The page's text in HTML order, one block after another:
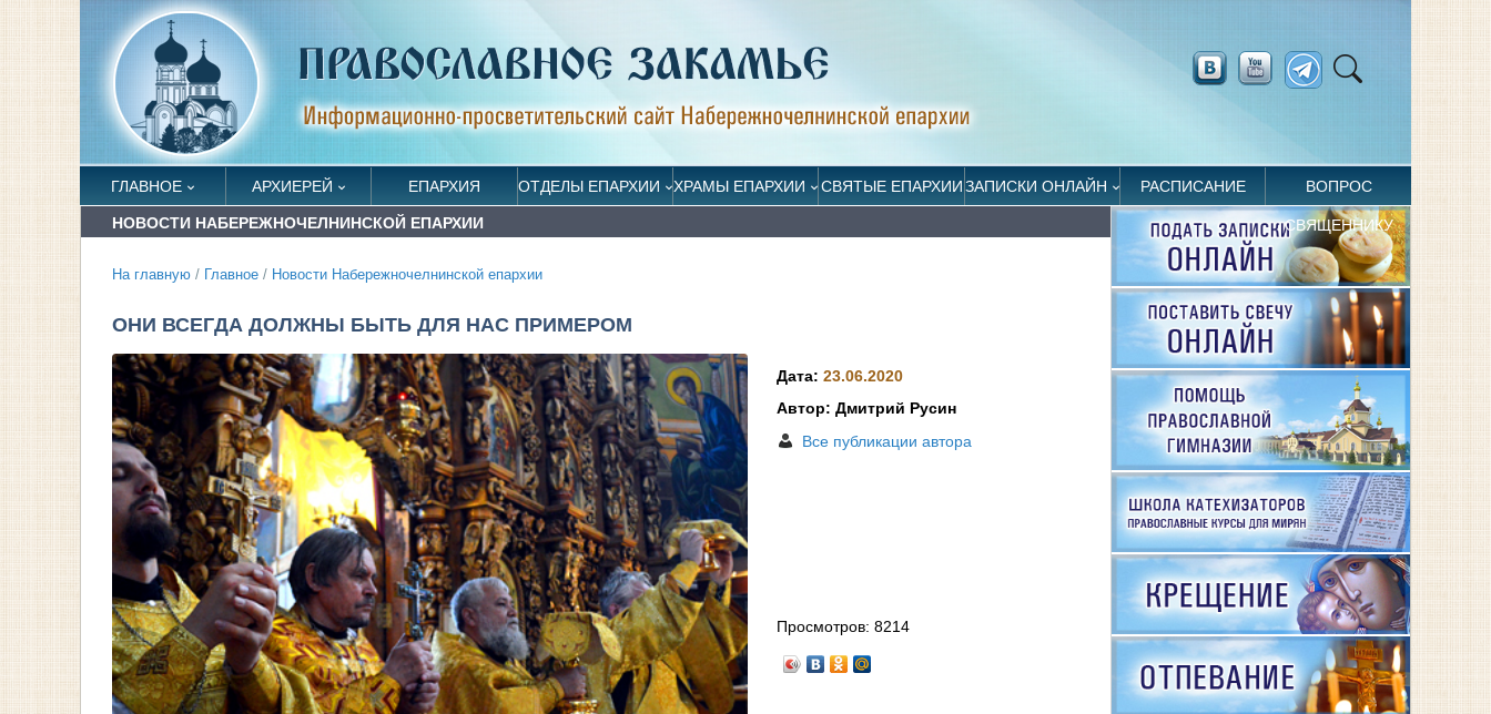
ГЛАВНОЕ АРХИЕРЕЙ ЕПАРХИЯ ОТДЕЛЫ ЕПАРХИИ ХРАМЫ ЕПАРХИИ СВЯТЫЕ ЕПАРХИИЗАПИСКИ ОНЛАЙН РАСПИСАНИЕ ВОПРОС
СВЯЩЕННИКУ
НОВОСТИ НАБЕРЕЖНОЧЕЛНИНСКОЙ ЕПАРХИИ
На главную / Главное / Новости Набережночелнинской епархии
ОНИ ВСЕГДА ДОЛЖНЫ БЫТЬ ДЛЯ НАС ПРИМЕРОМ
Дата:23.06.2020
Автор: Дмитрий Русин
Все публикации автора
Просмотров:8214